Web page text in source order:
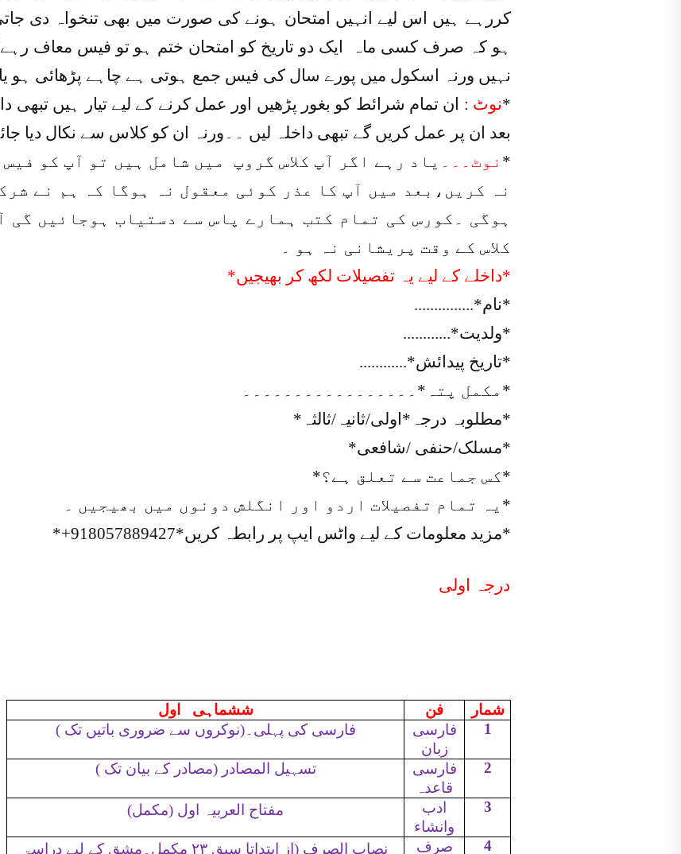
کررہے ہیں اس لیے انہیں امتحان ہونے کی صورت میں بھی تنخواہ دی
ہو کہ صرف کسی ماہ ایک دو تاریخ کو امتحان ختم ہو تو فیس معاف رہے
نہیں ورنہ اسکول میں پورے سال کی فیس جمع ہوتی ہے چاہے پڑھائی ہو
*نوٹ : ان تمام شرائط کو بغور پڑھیں اور عمل کرنے کے لیے تیار ہیں
بعد ان پر عمل کریں گے تبھی داخلہ لیں ۔۔ورنہ ان کو کلاس سے نکال دیا
* نوٹ۔۔۔ یاد رہے اگر آپ کلاس گروپ میں شامل ہیں تو آپ کو
نہ کریں،بعد میں آپ کا عذر کوئی معقول نہ ہوگا کہ ہم نے
ہوگی ۔کورس کی تمام کتب ہمارے پاس سے دستیاب ہوجائیں
کلاس کے وقت پریشانی نہ ہو ۔
*داخلے کے لیے یہ تفصیلات لکھ کر بھیجیں*
*نام*...............
*ولدیت*............
*تاریخ پیدائش*............
*مکمل پتہ*۔۔۔۔۔۔۔۔۔۔۔۔۔۔۔۔۔
*مطلوبہ درجہ*اولی/ثانیہ/ثالثہ*
*مسلک/حنفی /شافعی*
*کس جماعت سے تعلق ہے؟*
*یہ تمام تفصیلات اردو اور انگلش دونوں میں بھیجیں ۔
*مزید معلومات کے لیے واٹس ایپ پر رابطہ کریں*+918057889427
*
درجہ اولی
شمار فن
ششماہی اول
1
فارسی
زبان
فارسی کی پہلی۔(نوکروں سے ضروری باتیں تک )
2
فارسی
قاعدہ
تسہیل المصادر (مصادر کے بیان تک )
3
ادب
وانشاء
مفتاح العربیہ اول (مکمل)
4 صرف نصاب الصرف (از ابتداتا سبق ۲۳ مکمل۔مشق کے لیے دراسۃ